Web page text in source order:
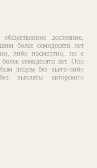
достояние,
более семидесяти лет
либо посмертно, но с
семидесяти лет. Оно
лицом без чьего-либо
выплаты авторского